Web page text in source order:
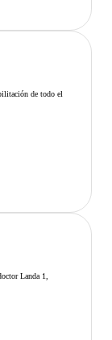
de todo el
Landa 1,